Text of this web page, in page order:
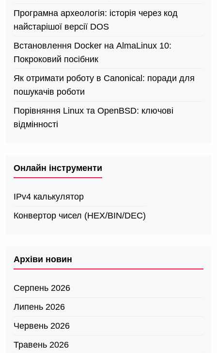
Програмна археологія: історія через код
найстарішої версії DOS
Встановлення Docker на AlmaLinux 10:
Покроковий посібник
Як отримати роботу в Canonical: поради для
пошукачів роботи
Порівняння Linux та OpenBSD: ключові
відмінності
Онлайн інструменти
IPv4 калькулятор
Конвертор чисел (HEX/BIN/DEC)
Архіви новин
Серпень 2026
Липень 2026
Червень 2026
Травень 2026